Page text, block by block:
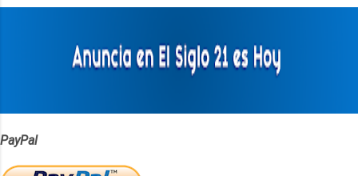
PayPal